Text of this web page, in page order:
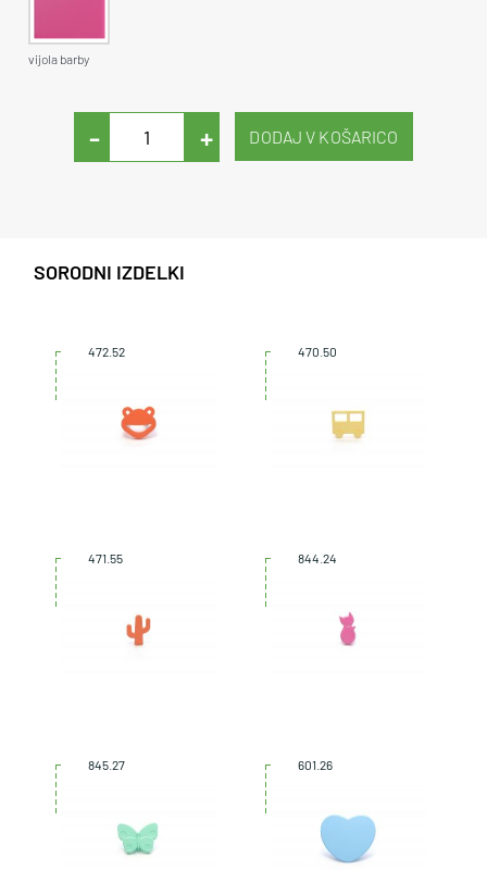
vijola barby
- +
SORODNI IZDELKI
472.52 470.50
471.55 844.24
845.27 601.26